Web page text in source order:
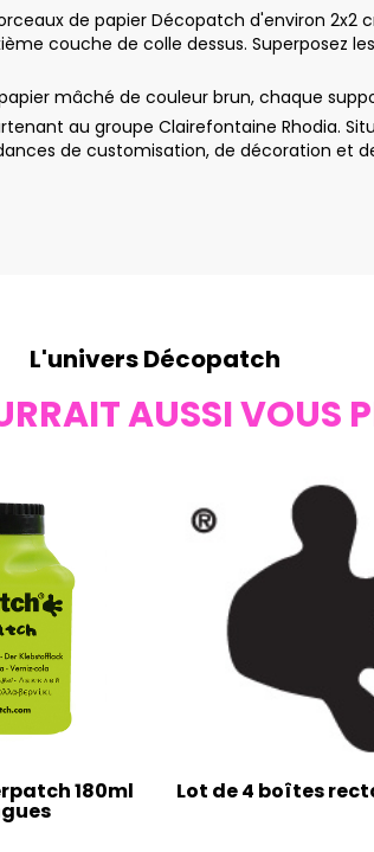
de papier Décopatch d'environ
couche de colle dessus. Superposez
mâché de couleur brun, chaque
au groupe Clairefontaine Rhodia.
de customisation, de décoration et
L'univers Décopatch
AUSSI VOUS
180ml Lot de 4 boîtes